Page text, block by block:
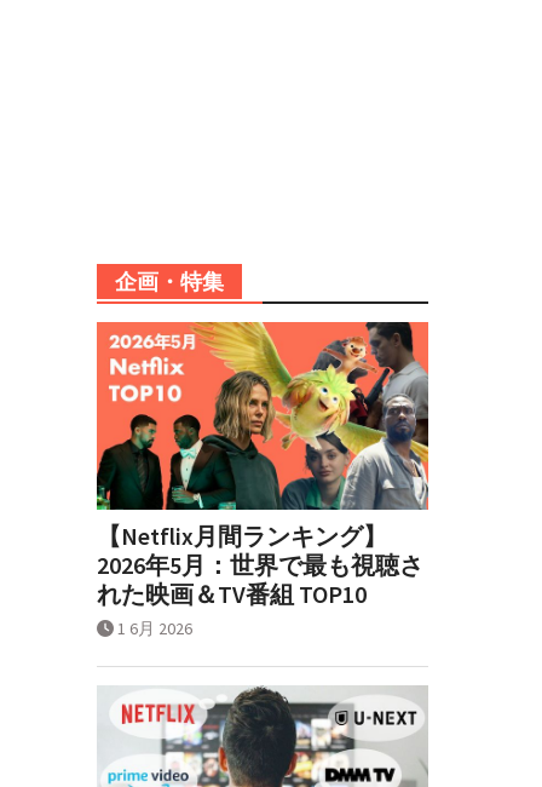
企画・特集
【Netflix月間ランキング】
2026年5月：世界で最も視聴さ
れた映画＆TV番組 TOP10
1 6月 2026